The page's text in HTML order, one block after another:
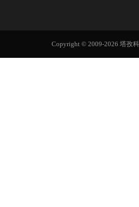
Copyright © 2009-2026 塔孜